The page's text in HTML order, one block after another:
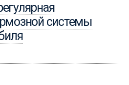
системы